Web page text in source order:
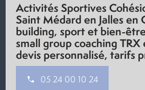
Activités Sportives
Saint Médard en Jalles en
building, sport et bien-
small group coaching TRX
devis personnalisé, tarifs
05 24 00 10 24